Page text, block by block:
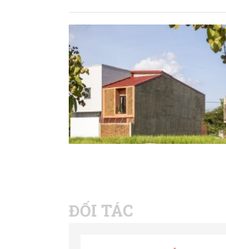
ĐỐI TÁC